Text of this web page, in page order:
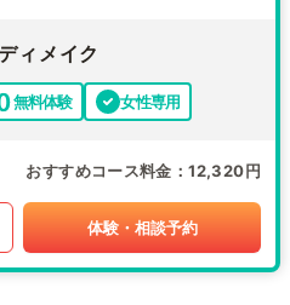
ィメイク
無料体験 女性専用
おすすめコース料金 12,320円
体験・相談予約